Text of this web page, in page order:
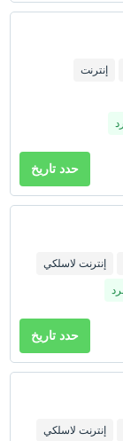
إنترنت
حدد تاريخ
إنترنت لاسلكي
حدد تاريخ
إنترنت لاسلكي